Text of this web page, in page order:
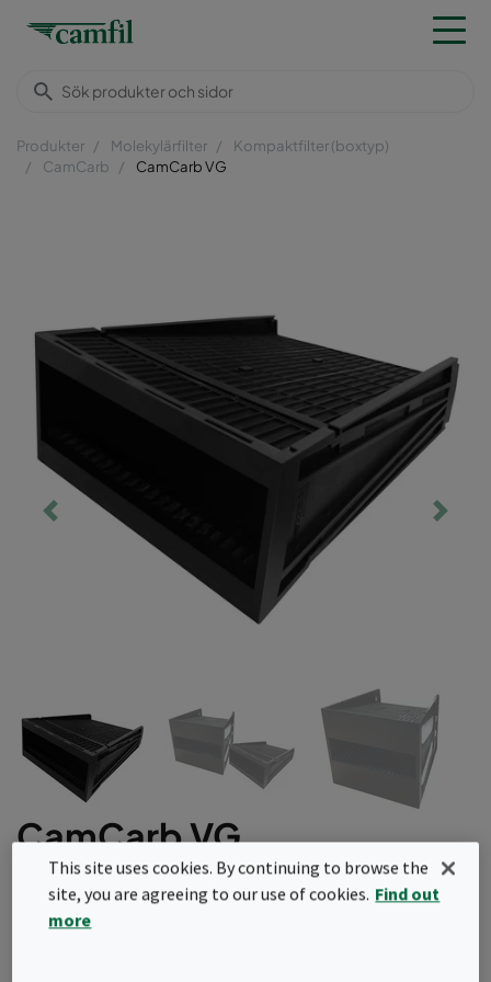
Produkter Molekylärfilter
Kompaktfilter (boxtyp)
CamCarb
CamCarb VG
CamCarb VG
Ett korrosionsbeständigt kompaktfilter i V-
bankskonstruktion med molekylärmedia. Kan
This site uses cookies. By continuing to browse the
site, you are agreeing to our use of cookies. Find out
more